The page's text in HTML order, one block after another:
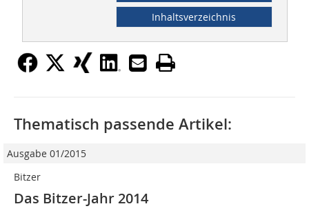
Inhaltsverzeichnis
Thematisch passende Artikel:
Ausgabe 01/2015
Bitzer
Das Bitzer-Jahr 2014